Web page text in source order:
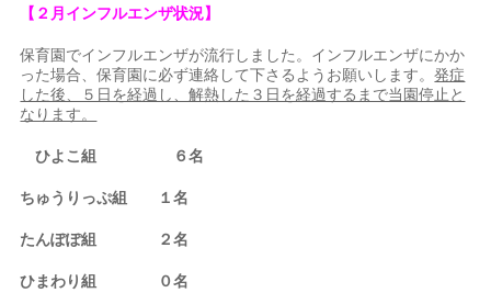
【２月インフルエンザ状況】
保育園でインフルエンザが流行しました。インフルエンザにかか
った場合、保育園に必ず連絡して下さるようお願いします。発症
した後、５日を経過し、解熱した３日を経過するまで当園停止と
なります。
ひよこ組 ６名
ちゅうりっぷ組 １名
たんぽぽ組 ２名
ひまわり組 ０名